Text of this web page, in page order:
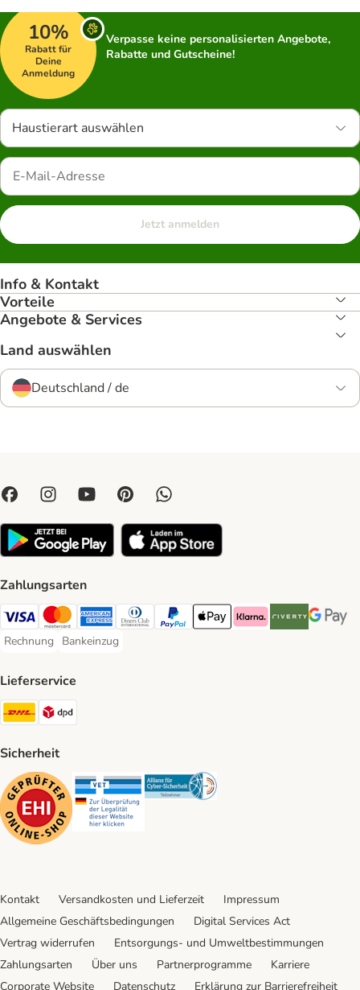
10%
Rabatt für
Deine
Anmeldung
Verpasse keine personalisierten Angebote,
Rabatte und Gutscheine!
Haustierart auswählen
Jetzt anmelden
Info & Kontakt
Vorteile
Angebote & Services
Land auswählen
Deutschland / de
Zahlungsarten
Visa Payment Method
Mastercard Payment Method
American Express Payment Method
Diners Club Payment Method
PayPal Payment Method
Apple Pay Payment Method
Klarna Payment Method
Riverty Payment
Google
Rechnung
Rechnung Payment Method
Bankeinzug
Bankeinzug Payment Method
Lieferservice
DHL Shipping Method
Sicherheit
Security Security Security
Kontakt Versandkosten und Lieferzeit
Impressum
Allgemeine Geschäftsbedingungen
Digital Services Act
Vertrag widerrufen
Entsorgungs- und Umweltbestimmungen
Zahlungsarten
Über uns Partnerprogramme
Karriere
Corporate Website
Datenschutz Erklärung zur Barrierefreiheit